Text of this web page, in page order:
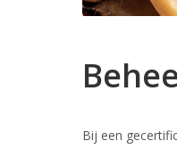
Bij een